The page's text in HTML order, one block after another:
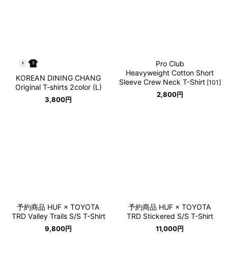
KOREAN DINING CHANG
Original T-shirts 2color (L)
3,800円
Pro Club
Heavyweight Cotton Short
Sleeve Crew Neck T-Shirt [101]
2,800円
予約商品 HUF × TOYOTA
TRD Valley Trails S/S T-Shirt
9,800円
予約商品 HUF × TOYOTA
TRD Stickered S/S T-Shirt
11,000円